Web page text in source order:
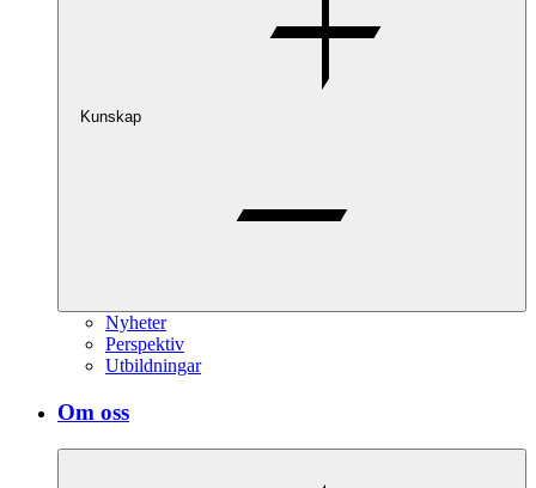
Kunskap
Nyheter
Perspektiv
Utbildningar
Om oss